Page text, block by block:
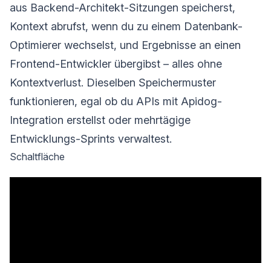
aus Backend-Architekt-Sitzungen speicherst,
Kontext abrufst, wenn du zu einem Datenbank-
Optimierer wechselst, und Ergebnisse an einen
Frontend-Entwickler übergibst – alles ohne
Kontextverlust. Dieselben Speichermuster
funktionieren, egal ob du APIs mit Apidog-
Integration erstellst oder mehrtägige
Entwicklungs-Sprints verwaltest.
Schaltfläche